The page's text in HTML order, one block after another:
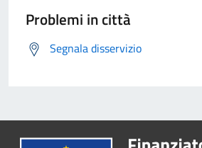
Problemi in città
Segnala disservizio